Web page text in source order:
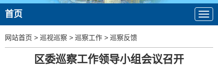
首页
网站首页 > 巡视巡察 > 巡察工作 > 巡察反馈
区委巡察工作领导小组会议召开